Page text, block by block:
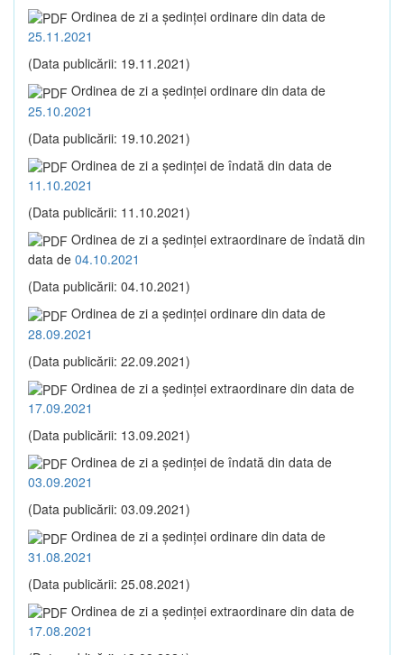
Ordinea de zi a şedinţei ordinare din data de
25.11.2021
(Data publicării: 19.11.2021)
Ordinea de zi a şedinţei ordinare din data de
25.10.2021
(Data publicării: 19.10.2021)
Ordinea de zi a şedinţei de îndată din data de
11.10.2021
(Data publicării: 11.10.2021)
Ordinea de zi a şedinţei extraordinare de îndată din
data de 04.10.2021
(Data publicării: 04.10.2021)
Ordinea de zi a şedinţei ordinare din data de
28.09.2021
(Data publicării: 22.09.2021)
Ordinea de zi a şedinţei extraordinare din data de
17.09.2021
(Data publicării: 13.09.2021)
Ordinea de zi a şedinţei de îndată din data de
03.09.2021
(Data publicării: 03.09.2021)
Ordinea de zi a şedinţei ordinare din data de
31.08.2021
(Data publicării: 25.08.2021)
Ordinea de zi a şedinţei extraordinare din data de
17.08.2021